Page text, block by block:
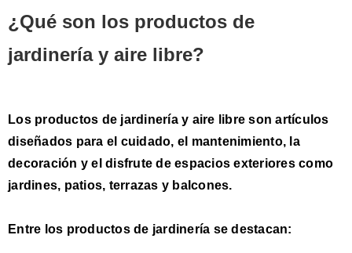
¿Qué son los productos de
jardinería y aire libre?
Los productos de jardinería y aire libre sonartículos
diseñados para el cuidado, el mantenimiento, la
decoración y el disfrute de espacios exteriorescomo
jardines, patios, terrazas y balcones.
Entre los productos de jardinería se destacan: